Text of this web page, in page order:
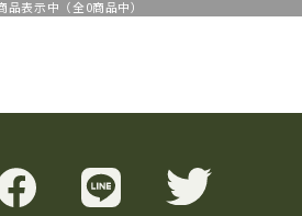
品表示中（全0商品中）